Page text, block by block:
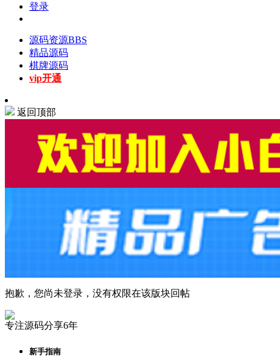
登录
源码资源BBS
精品源码
棋牌源码
vip开通
返回顶部
抱歉，您尚未登录，没有权限在该版块回帖
专注源码分享6年
新手指南